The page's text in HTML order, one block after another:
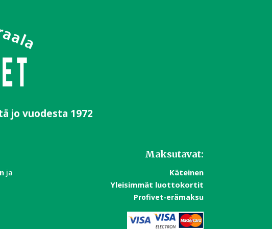
jo vuodesta 1972
ja
Maksutavat:
Käteinen
Yleisimmät luottokortit
Profivet-erämaksu